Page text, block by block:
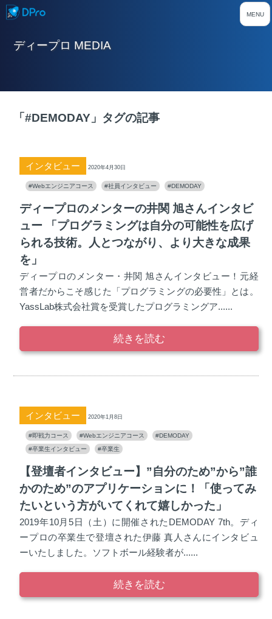
ディープロ MEDIA
「#DEMODAY」タグの記事
インタビュー 2020年4月30日
#Webエンジニアコース #社員インタビュー #DEMODAY
ディープロのメンターの井関 旭さんインタビ
ュー 「プログラミングは自分の可能性を広げ
られる技術。人とつながり、より大きな成果
を」
ディープロのメンター・井関 旭さんインタビュー！元経
営者だからこそ感じた「プログラミングの必要性」とは。
YassLab株式会社賞を受賞したプログラミングア......
続きを読む
インタビュー 2020年1月8日
#即戦力コース #Webエンジニアコース
#DEMODAY
#卒業生インタビュー
#卒業生
【登壇者インタビュー】”自分のため”から”誰
かのため”のアプリケーションに！「使ってみ
たいという方がいてくれて嬉しかった」
2019年10月5日（土）に開催されたDEMODAY 7th。ディ
ープロの卒業生で登壇された伊藤 真人さんにインタビュ
ーいたしました。ソフトボール経験者が......
続きを読む